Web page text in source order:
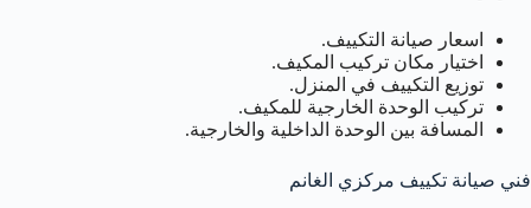
اسعار صيانة التكييف.
اختيار مكان تركيب المكيف.
توزيع التكييف في المنزل.
تركيب الوحدة الخارجية للمكيف.
المسافة بين الوحدة الداخلية والخارجية.
فني صيانة تكييف مركزي الغانم